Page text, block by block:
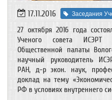
17.11.2016 Заседания
27 октября 2016 года
Ученого совета ИСЭРТ
Общественной палаты
научный руководитель
РАН, д-р экон. наук,
доклад на тему
РФ в условиях внутреннего